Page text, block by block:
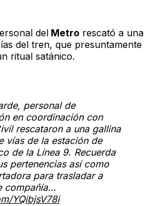
del Metro rescató a una
del tren, que presuntamente
ritual satánico.
personal de
en coordinación con
rescataron a una gallina
vías de la estación de
de la Línea 9. Recuerda
pertenencias así como
para trasladar a
compañía…
YQibjsV78i